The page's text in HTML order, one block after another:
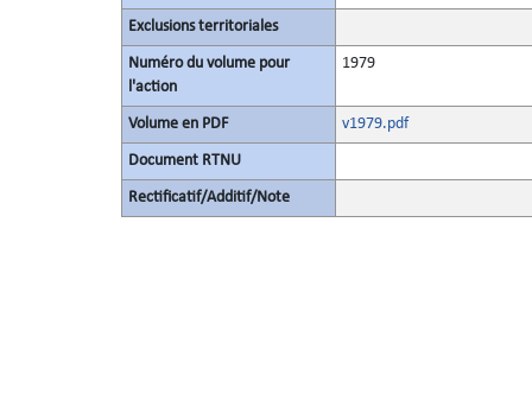
Exclusions territoriales
Numéro du volume pour
l'action
1979
Volume en PDF v1979.pdf
Document RTNU
Rectificatif/Additif/Note